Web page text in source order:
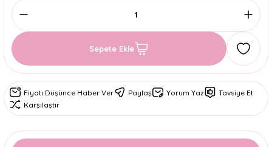
Sepete Ekle
Fiyatı Düşünce Haber Ver Paylaş Yorum Yaz
Tavsiye Et
Karşılaştır